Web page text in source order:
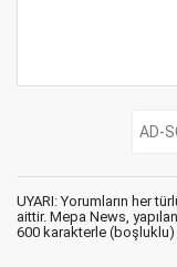
UYARI: Yorumların her
aittir. Mepa News,
600 karakterle (boşluklu)